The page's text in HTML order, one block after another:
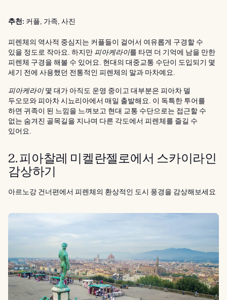
추천: 커플, 가족, 사진
피렌체의 역사적 중심지는 커플들이 걸어서 여유롭게 구경할 수
있을 정도로 작아요. 하지만 피아케라이를 타면 더 기억에 남을 만한
피렌체 구경을 해볼 수 있어요. 현대의 대중교통 수단이 도입되기 몇
세기 전에 사용했던 전통적인 피렌체의 말과 마차예요.
피아케라이몇 대가 아직도 운영 중이고 대부분은 피아차 델
두오모와 피아차 시뇨리아에서 매일 출발해요. 이 독특한 투어를
하면 귀족이 된 느낌을 느껴보고 현대 교통 수단으로는 접근할 수
없는 숨겨진 골목길을 지나며 다른 각도에서 피렌체를 즐길 수
있어요.
2. 피아찰레 미켈란젤로에서 스카이라인
감상하기
아르노강 건너편에서 피렌체의 환상적인 도시 풍경을 감상해보세요